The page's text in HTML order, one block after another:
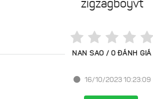
zigzagboyvt
NAN SAO / 0 ĐÁNH GIÁ
16/10/2023 10:23:09